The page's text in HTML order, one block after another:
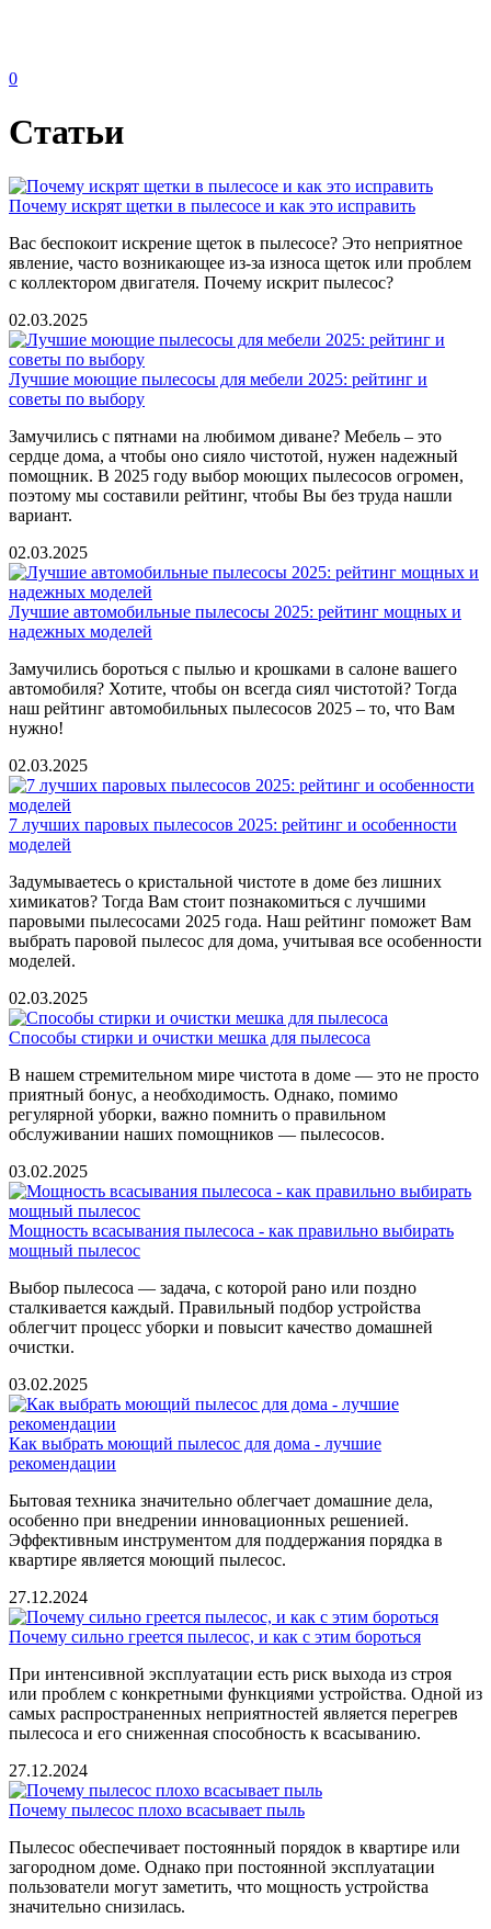
0
Статьи
Почему искрят щетки в пылесосе и как это исправить
Вас беспокоит искрение щеток в пылесосе? Это неприятное
явление, часто возникающее из-за износа щеток или проблем
с коллектором двигателя. Почему искрит пылесос?
02.03.2025
Лучшие моющие пылесосы для мебели 2025: рейтинг и
советы по выбору
Замучились с пятнами на любимом диване? Мебель – это
сердце дома, а чтобы оно сияло чистотой, нужен надежный
помощник. В 2025 году выбор моющих пылесосов огромен,
поэтому мы составили рейтинг, чтобы Вы без труда нашли
вариант.
02.03.2025
Лучшие автомобильные пылесосы 2025: рейтинг мощных и
надежных моделей
Замучились бороться с пылью и крошками в салоне вашего
автомобиля? Хотите, чтобы он всегда сиял чистотой? Тогда
наш рейтинг автомобильных пылесосов 2025 – то, что Вам
нужно!
02.03.2025
7 лучших паровых пылесосов 2025: рейтинг и особенности
моделей
Задумываетесь о кристальной чистоте в доме без лишних
химикатов? Тогда Вам стоит познакомиться с лучшими
паровыми пылесосами 2025 года. Наш рейтинг поможет Вам
выбрать паровой пылесос для дома, учитывая все особенности
моделей.
02.03.2025
Способы стирки и очистки мешка для пылесоса
В нашем стремительном мире чистота в доме — это не просто
приятный бонус, а необходимость. Однако, помимо
регулярной уборки, важно помнить о правильном
обслуживании наших помощников — пылесосов.
03.02.2025
Мощность всасывания пылесоса - как правильно выбирать
мощный пылесос
Выбор пылесоса — задача, с которой рано или поздно
сталкивается каждый. Правильный подбор устройства
облегчит процесс уборки и повысит качество домашней
очистки.
03.02.2025
Как выбрать моющий пылесос для дома - лучшие
рекомендации
Бытовая техника значительно облегчает домашние дела,
особенно при внедрении инновационных решенией.
Эффективным инструментом для поддержания порядка в
квартире является моющий пылесос.
27.12.2024
Почему сильно греется пылесос, и как с этим бороться
При интенсивной эксплуатации есть риск выхода из строя
или проблем с конкретными функциями устройства. Одной из
самых распространенных неприятностей является перегрев
пылесоса и его сниженная способность к всасыванию.
27.12.2024
Почему пылесос плохо всасывает пыль
Пылесос обеспечивает постоянный порядок в квартире или
загородном доме. Однако при постоянной эксплуатации
пользователи могут заметить, что мощность устройства
значительно снизилась.